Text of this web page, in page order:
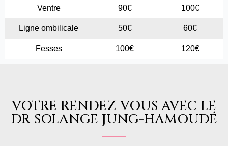
Ventre 90€ 100€
Ligne ombilicale 50€ 60€
Fesses 100€ 120€
VOTRE RENDEZ-VOUS AVEC LE
DR SOLANGE JUNG-HAMOUDÉ